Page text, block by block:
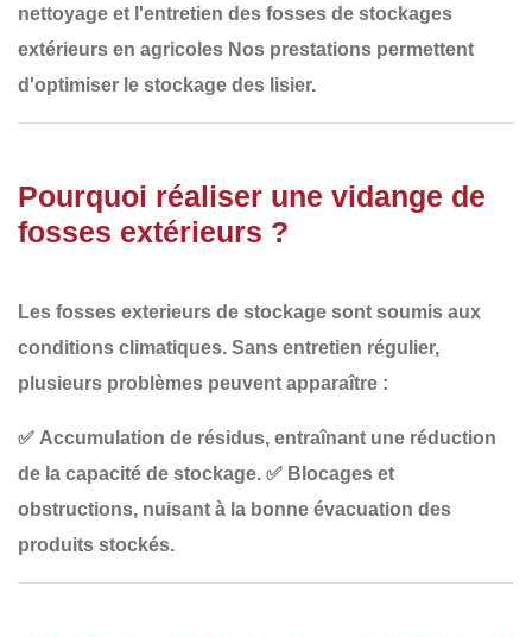
nettoyage et l'entretien des fosses de stockages
extérieurs en agricoles Nos prestations permettent
d'optimiser le stockage des lisier.
Pourquoi réaliser une vidange de
fosses extérieurs ?
Les fosses exterieurs de stockage sont soumis aux
conditions climatiques. Sans entretien régulier,
plusieurs problèmes peuvent apparaître :
✅ Accumulation de résidus, entraînant une réduction
de la capacité de stockage. ✅ Blocages et
obstructions, nuisant à la bonne évacuation des
produits stockés.